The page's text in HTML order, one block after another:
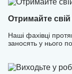
Отримайте
Наші фахівці
заносять у нього